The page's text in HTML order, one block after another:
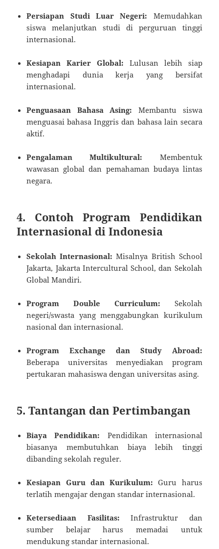
Persiapan Studi Luar Negeri: Memudahkan
siswa melanjutkan studi di perguruan tinggi
internasional.
Kesiapan Karier Global: Lulusan lebih siap
menghadapi dunia kerja yang bersifat
internasional.
Penguasaan Bahasa Asing: Membantu siswa
menguasai bahasa Inggris dan bahasa lain secara
aktif.
Pengalaman Multikultural: Membentuk
wawasan global dan pemahaman budaya lintas
negara.
4. Contoh Program Pendidikan
Internasional di Indonesia
Sekolah Internasional: Misalnya British School
Jakarta, Jakarta Intercultural School, dan Sekolah
Global Mandiri.
Program Double Curriculum: Sekolah
negeri/swasta yang menggabungkan kurikulum
nasional dan internasional.
Program Exchange dan Study Abroad:
Beberapa universitas menyediakan program
pertukaran mahasiswa dengan universitas asing.
5. Tantangan dan Pertimbangan
Biaya Pendidikan: Pendidikan internasional
biasanya membutuhkan biaya lebih tinggi
dibanding sekolah reguler.
Kesiapan Guru dan Kurikulum: Guru harus
terlatih mengajar dengan standar internasional.
Ketersediaan Fasilitas: Infrastruktur dan
sumber belajar harus memadai untuk
mendukung standar internasional.